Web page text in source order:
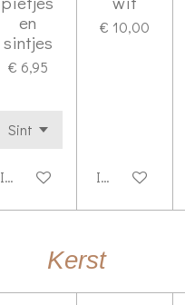
en
sintjes
€ 6,95
In winkelwagen
€ 10,00
In winkelwagen
Kerst